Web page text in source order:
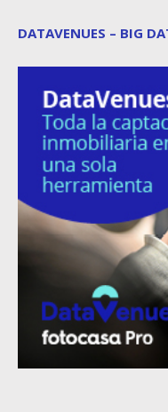
DATAVENUES – BIG